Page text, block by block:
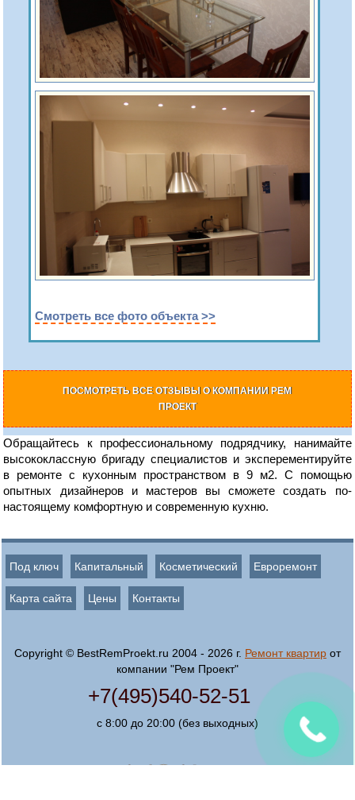
Смотреть все фото объекта >>
ПОСМОТРЕТЬ ВСЕ ОТЗЫВЫ О КОМПАНИИ РЕМ
ПРОЕКТ
Обращайтесь к профессиональному подрядчику, нанимайте
высококлассную бригаду специалистов и эксперементируйте
в ремонте с кухонным пространством в 9 м2. С помощью
опытных дизайнеров и мастеров вы сможете создать по-
настоящему комфортную и современную кухню.
Под ключ Капитальный Косметический Евроремонт
Карта сайта Цены Контакты
Copyright © BestRemProekt.ru 2004 - 2026 г. Ремонт квартирот
компании "Рем Проект"
+7(495)540-52-51
с 8:00 до 20:00 (без выходных)